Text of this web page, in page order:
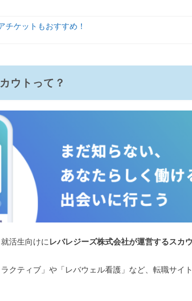
チケットもおすすめ！
ウトって？
活生向けに レバレジーズ株式会社が運営するスカ
クティブ」や「レバウェル看護」など、転職サイ